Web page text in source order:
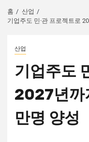
홈
산업
기업주도 민·관 프로젝트로
산업
기업주도
2027년까
만명 양성